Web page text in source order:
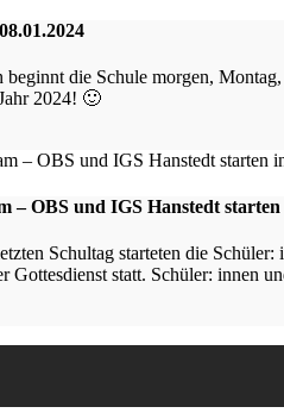
die Schule morgen,
2024! 🙂
– OBS und IGS Hanstedt
Schultag starteten die
Gottesdienst statt. Schüler: innen